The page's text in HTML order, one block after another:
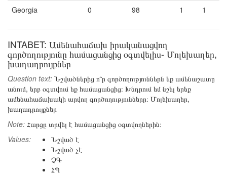
Georgia
0 98 1 1
INTABET: Ամենահաճախ իրականացվող
գործողությունը համացանցից օգտվելիս- Մոլեխաղեր,
խաղադրույքներ
Question text: Նշվածներից ո՞ր գործողություններն եք ամենաշատը
անում, երբ օգտվում եք համացանցից։ Խնդրում եմ նշել երեք
ամենահաճախակի արվող գործողությունները։ Մոլեխաղեր,
խաղադրույքներ
Note: Հարցը տրվել է համացանցից օգտվողներին։
Values:
Նշված է
Նշված չէ
ՉԳ
ՀՊ